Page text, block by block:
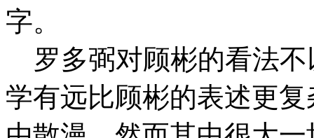
字。
罗多弼对顾彬的看法不
学有远比顾彬的表述更